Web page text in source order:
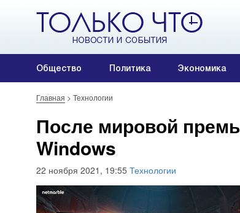
Общество Политика Экономика
Главная > Технологии
После мировой
Windows
22 ноября 2021, 19:55 Технологии